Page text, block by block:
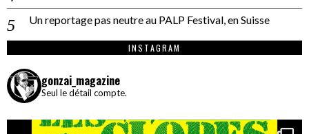
Un reportage pas neutre au PALP Festival, en Suisse
INSTAGRAM
gonzai_magazine
Seul le détail compte.